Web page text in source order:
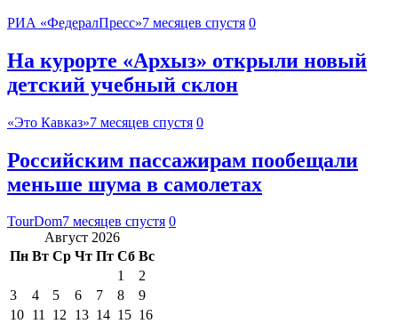
РИА «ФедералПресс»7 месяцев спустя 0
На курорте «Архыз» открыли новый
детский учебный склон
«Это Кавказ»7 месяцев спустя 0
Российским пассажирам пообещали
меньше шума в самолетах
TourDom7 месяцев спустя 0
Август 2026
Пн Вт Ср Чт Пт Сб Вс
1
2
3
4 5 6 7 8
9
10 11 12 13 14 15 16